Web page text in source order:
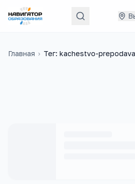
Главная › Тег: kachestvo-